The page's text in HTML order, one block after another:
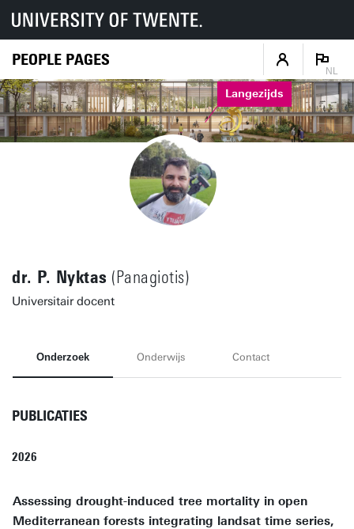
PEOPLE PAGES
NL
Langezijds
dr. P. Nyktas (Panagiotis)
Universitair docent
Onderzoek Onderwijs Contact
PUBLICATIES
2026
Assessing drought-induced tree mortality in open
Mediterranean forests integrating landsat time series,